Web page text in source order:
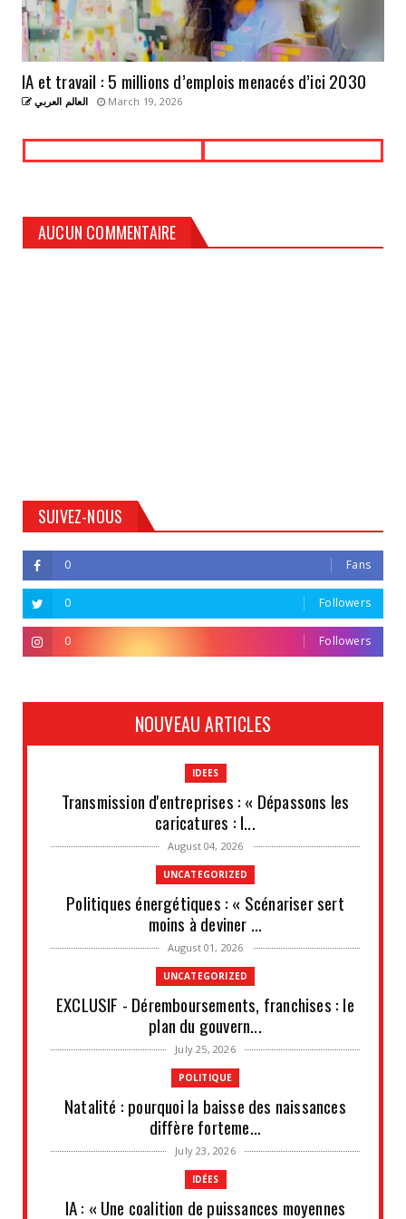
IA et travail : 5 millions d’emplois menacés d’ici 2030
العالم العربي March 19, 2026
AUCUN COMMENTAIRE
SUIVEZ-NOUS
0 Fans
0 Followers
0 Followers
NOUVEAU ARTICLES
IDEES
Transmission d'entreprises : « Dépassons les
caricatures : l...
August 04, 2026
UNCATEGORIZED
Politiques énergétiques : « Scénariser sert
moins à deviner ...
August 01, 2026
UNCATEGORIZED
EXCLUSIF - Déremboursements, franchises : le
plan du gouvern...
July 25, 2026
POLITIQUE
Natalité : pourquoi la baisse des naissances
diffère forteme...
July 23, 2026
IDÉES
IA : « Une coalition de puissances moyennes